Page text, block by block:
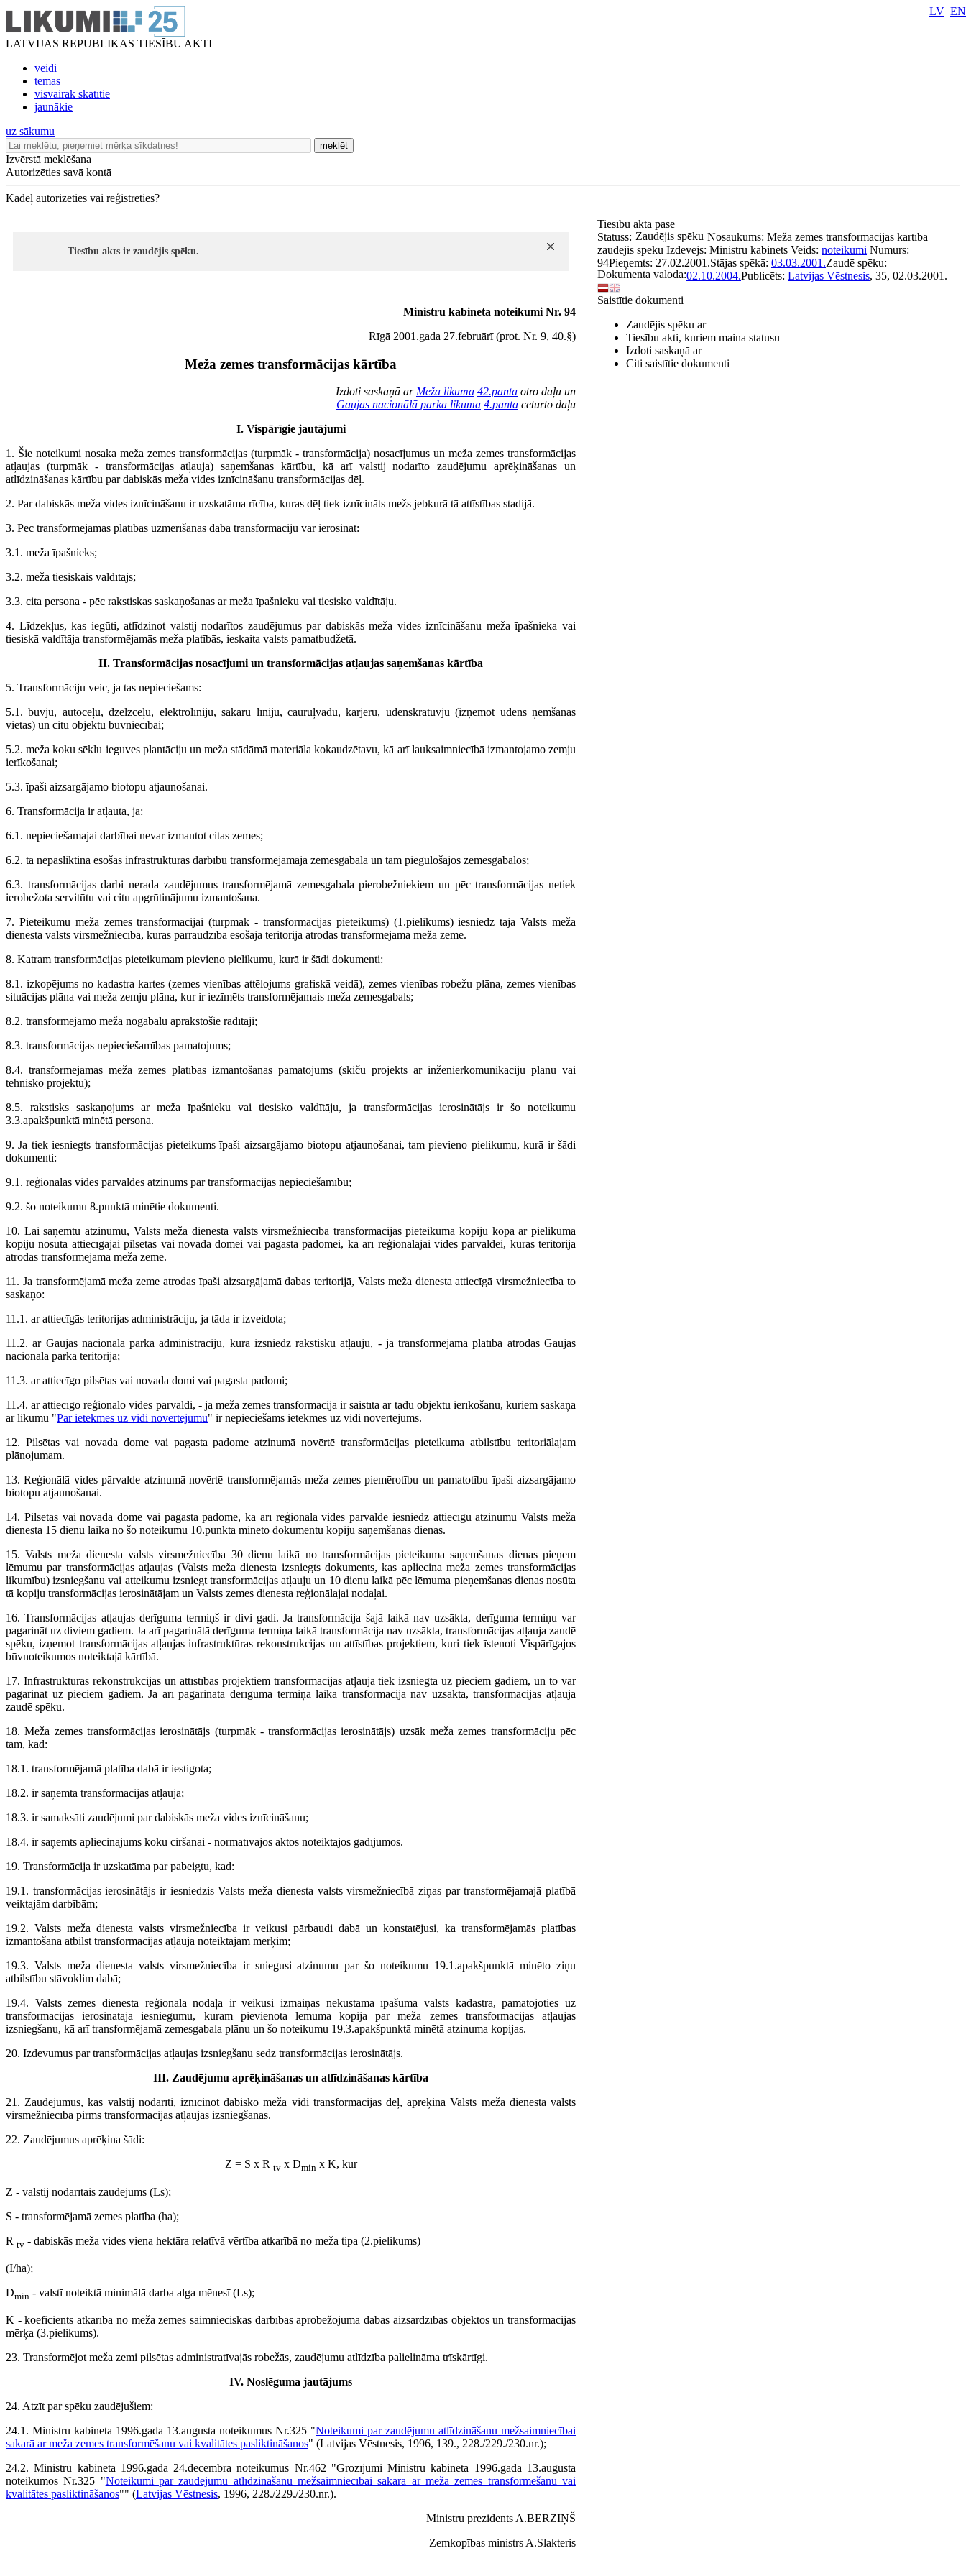
LATVIJAS REPUBLIKAS TIESĪBU AKTI
veidi
tēmas
visvairāk skatītie
jaunākie
LV EN
uz sākumu
meklēt
Izvērstā meklēšana
Autorizēties savā kontā
Kādēļ autorizēties vai reģistrēties?
Tiesību akts ir zaudējis spēku.
Ministru kabineta noteikumi Nr. 94
Rīgā 2001.gada 27.februārī (prot. Nr. 9, 40.§)
Meža zemes transformācijas kārtība
Izdoti saskaņā arMeža likuma 42.panta otro daļu un
Gaujas nacionālā parka likuma 4.panta ceturto daļu
I. Vispārīgie jautājumi
1. Šie noteikumi nosaka meža zemes transformācijas (turpmāk - transformācija) nosacījumus un meža zemes transformācijas
atļaujas (turpmāk - transformācijas atļauja) saņemšanas kārtību, kā arī valstij nodarīto zaudējumu aprēķināšanas un
atlīdzināšanas kārtību par dabiskās meža vides iznīcināšanu transformācijas dēļ.
2. Par dabiskās meža vides iznīcināšanu ir uzskatāma rīcība, kuras dēļ tiek iznīcināts mežs jebkurā tā attīstības stadijā.
3. Pēc transformējamās platības uzmērīšanas dabā transformāciju var ierosināt:
3.1. meža īpašnieks;
3.2. meža tiesiskais valdītājs;
3.3. cita persona - pēc rakstiskas saskaņošanas ar meža īpašnieku vai tiesisko valdītāju.
4. Līdzekļus, kas iegūti, atlīdzinot valstij nodarītos zaudējumus par dabiskās meža vides iznīcināšanu meža īpašnieka vai
tiesiskā valdītāja transformējamās meža platībās, ieskaita valsts pamatbudžetā.
II. Transformācijas nosacījumi un transformācijas atļaujas saņemšanas kārtība
5. Transformāciju veic, ja tas nepieciešams:
5.1. būvju, autoceļu, dzelzceļu, elektrolīniju, sakaru līniju, cauruļvadu, karjeru, ūdenskrātuvju (izņemot ūdens ņemšanas
vietas) un citu objektu būvniecībai;
5.2. meža koku sēklu ieguves plantāciju un meža stādāmā materiāla kokaudzētavu, kā arī lauksaimniecībā izmantojamo zemju
ierīkošanai;
5.3. īpaši aizsargājamo biotopu atjaunošanai.
6. Transformācija ir atļauta, ja:
6.1. nepieciešamajai darbībai nevar izmantot citas zemes;
6.2. tā nepasliktina esošās infrastruktūras darbību transformējamajā zemesgabalā un tam piegulošajos zemesgabalos;
6.3. transformācijas darbi nerada zaudējumus transformējamā zemesgabala pierobežniekiem un pēc transformācijas netiek
ierobežota servitūtu vai citu apgrūtinājumu izmantošana.
7. Pieteikumu meža zemes transformācijai (turpmāk - transformācijas pieteikums) (1.pielikums) iesniedz tajā Valsts meža
dienesta valsts virsmežniecībā, kuras pārraudzībā esošajā teritorijā atrodas transformējamā meža zeme.
8. Katram transformācijas pieteikumam pievieno pielikumu, kurā ir šādi dokumenti:
8.1. izkopējums no kadastra kartes (zemes vienības attēlojums grafiskā veidā), zemes vienības robežu plāna, zemes vienības
situācijas plāna vai meža zemju plāna, kur ir iezīmēts transformējamais meža zemesgabals;
8.2. transformējamo meža nogabalu aprakstošie rādītāji;
8.3. transformācijas nepieciešamības pamatojums;
8.4. transformējamās meža zemes platības izmantošanas pamatojums (skiču projekts ar inženierkomunikāciju plānu vai
tehnisko projektu);
8.5. rakstisks saskaņojums ar meža īpašnieku vai tiesisko valdītāju, ja transformācijas ierosinātājs ir šo noteikumu
3.3.apakšpunktā minētā persona.
9. Ja tiek iesniegts transformācijas pieteikums īpaši aizsargājamo biotopu atjaunošanai, tam pievieno pielikumu, kurā ir šādi
dokumenti:
9.1. reģionālās vides pārvaldes atzinums par transformācijas nepieciešamību;
9.2. šo noteikumu 8.punktā minētie dokumenti.
10. Lai saņemtu atzinumu, Valsts meža dienesta valsts virsmežniecība transformācijas pieteikuma kopiju kopā ar pielikuma
kopiju nosūta attiecīgajai pilsētas vai novada domei vai pagasta padomei, kā arī reģionālajai vides pārvaldei, kuras teritorijā
atrodas transformējamā meža zeme.
11. Ja transformējamā meža zeme atrodas īpaši aizsargājamā dabas teritorijā, Valsts meža dienesta attiecīgā virsmežniecība to
saskaņo:
11.1. ar attiecīgās teritorijas administrāciju, ja tāda ir izveidota;
11.2. ar Gaujas nacionālā parka administrāciju, kura izsniedz rakstisku atļauju, - ja transformējamā platība atrodas Gaujas
nacionālā parka teritorijā;
11.3. ar attiecīgo pilsētas vai novada domi vai pagasta padomi;
11.4. ar attiecīgo reģionālo vides pārvaldi, - ja meža zemes transformācija ir saistīta ar tādu objektu ierīkošanu, kuriem saskaņā
ar likumu "Par ietekmes uz vidi novērtējumu" ir nepieciešams ietekmes uz vidi novērtējums.
12. Pilsētas vai novada dome vai pagasta padome atzinumā novērtē transformācijas pieteikuma atbilstību teritoriālajam
plānojumam.
13. Reģionālā vides pārvalde atzinumā novērtē transformējamās meža zemes piemērotību un pamatotību īpaši aizsargājamo
biotopu atjaunošanai.
14. Pilsētas vai novada dome vai pagasta padome, kā arī reģionālā vides pārvalde iesniedz attiecīgu atzinumu Valsts meža
dienestā 15 dienu laikā no šo noteikumu 10.punktā minēto dokumentu kopiju saņemšanas dienas.
15. Valsts meža dienesta valsts virsmežniecība 30 dienu laikā no transformācijas pieteikuma saņemšanas dienas pieņem
lēmumu par transformācijas atļaujas (Valsts meža dienesta izsniegts dokuments, kas apliecina meža zemes transformācijas
likumību) izsniegšanu vai atteikumu izsniegt transformācijas atļauju un 10 dienu laikā pēc lēmuma pieņemšanas dienas nosūta
tā kopiju transformācijas ierosinātājam un Valsts zemes dienesta reģionālajai nodaļai.
16. Transformācijas atļaujas derīguma termiņš ir divi gadi. Ja transformācija šajā laikā nav uzsākta, derīguma termiņu var
pagarināt uz diviem gadiem. Ja arī pagarinātā derīguma termiņa laikā transformācija nav uzsākta, transformācijas atļauja zaudē
spēku, izņemot transformācijas atļaujas infrastruktūras rekonstrukcijas un attīstības projektiem, kuri tiek īstenoti Vispārīgajos
būvnoteikumos noteiktajā kārtībā.
17. Infrastruktūras rekonstrukcijas un attīstības projektiem transformācijas atļauja tiek izsniegta uz pieciem gadiem, un to var
pagarināt uz pieciem gadiem. Ja arī pagarinātā derīguma termiņa laikā transformācija nav uzsākta, transformācijas atļauja
zaudē spēku.
18. Meža zemes transformācijas ierosinātājs (turpmāk - transformācijas ierosinātājs) uzsāk meža zemes transformāciju pēc
tam, kad:
18.1. transformējamā platība dabā ir iestigota;
18.2. ir saņemta transformācijas atļauja;
18.3. ir samaksāti zaudējumi par dabiskās meža vides iznīcināšanu;
18.4. ir saņemts apliecinājums koku ciršanai - normatīvajos aktos noteiktajos gadījumos.
19. Transformācija ir uzskatāma par pabeigtu, kad:
19.1. transformācijas ierosinātājs ir iesniedzis Valsts meža dienesta valsts virsmežniecībā ziņas par transformējamajā platībā
veiktajām darbībām;
19.2. Valsts meža dienesta valsts virsmežniecība ir veikusi pārbaudi dabā un konstatējusi, ka transformējamās platības
izmantošana atbilst transformācijas atļaujā noteiktajam mērķim;
19.3. Valsts meža dienesta valsts virsmežniecība ir sniegusi atzinumu par šo noteikumu 19.1.apakšpunktā minēto ziņu
atbilstību stāvoklim dabā;
19.4. Valsts zemes dienesta reģionālā nodaļa ir veikusi izmaiņas nekustamā īpašuma valsts kadastrā, pamatojoties uz
transformācijas ierosinātāja iesniegumu, kuram pievienota lēmuma kopija par meža zemes transformācijas atļaujas
izsniegšanu, kā arī transformējamā zemesgabala plānu un šo noteikumu 19.3.apakšpunktā minētā atzinuma kopijas.
20. Izdevumus par transformācijas atļaujas izsniegšanu sedz transformācijas ierosinātājs.
III. Zaudējumu aprēķināšanas un atlīdzināšanas kārtība
21. Zaudējumus, kas valstij nodarīti, iznīcinot dabisko meža vidi transformācijas dēļ, aprēķina Valsts meža dienesta valsts
virsmežniecība pirms transformācijas atļaujas izsniegšanas.
22. Zaudējumus aprēķina šādi:
Z = S x R tvx Dmin x K, kur
Z - valstij nodarītais zaudējums (Ls);
S - transformējamā zemes platība (ha);
R tv - dabiskās meža vides viena hektāra relatīvā vērtība atkarībā no meža tipa (2.pielikums)
(I/ha);
Dmin - valstī noteiktā minimālā darba alga mēnesī (Ls);
K - koeficients atkarībā no meža zemes saimnieciskās darbības aprobežojuma dabas aizsardzības objektos un transformācijas
mērķa (3.pielikums).
23. Transformējot meža zemi pilsētas administratīvajās robežās, zaudējumu atlīdzība palielināma trīskārtīgi.
IV. Noslēguma jautājums
24. Atzīt par spēku zaudējušiem:
24.1. Ministru kabineta 1996.gada 13.augusta noteikumus Nr.325 "Noteikumi par zaudējumu atlīdzināšanu mežsaimniecībai
sakarā ar meža zemes transformēšanu vai kvalitātes pasliktināšanos" (Latvijas Vēstnesis, 1996, 139., 228./229./230.nr.);
24.2. Ministru kabineta 1996.gada 24.decembra noteikumus Nr.462 "Grozījumi Ministru kabineta 1996.gada 13.augusta
noteikumos Nr.325 "Noteikumi par zaudējumu atlīdzināšanu mežsaimniecībai sakarā ar meža zemes transformēšanu vai
kvalitātes pasliktināšanos"" (Latvijas Vēstnesis, 1996, 228./229./230.nr.).
Ministru prezidents A.BĒRZIŅŠ
Zemkopības ministrs A.Slakteris
Tiesību akta pase
Nosaukums: Meža zemes transformācijas kārtība
Statuss: Zaudējis spēku
zaudējis spēku Izdevējs: Ministru kabinets Veids: noteikumi Numurs:
94Pieņemts: 27.02.2001.Stājas spēkā: 03.03.2001.Zaudē spēku:
02.10.2004.Publicēts: Latvijas Vēstnesis, 35, 02.03.2001.
Dokumenta valoda:
Saistītie dokumenti
Zaudējis spēku ar
Tiesību akti, kuriem maina statusu
Izdoti saskaņā ar
Citi saistītie dokumenti